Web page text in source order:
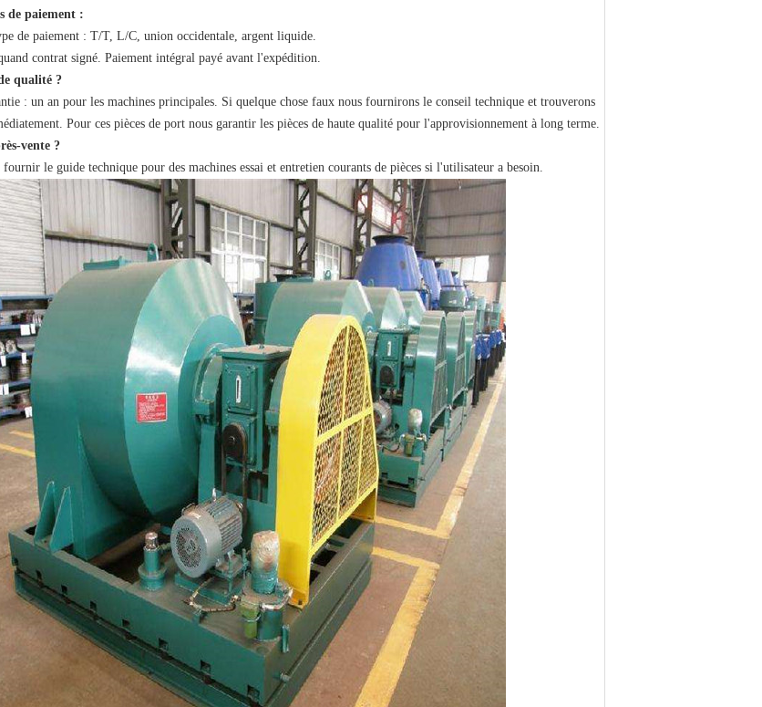
de paiement :
de paiement : T/T, L/C, union occidentale, argent liquide.
contrat signé. Paiement intégral payé avant l'expédition.
qualité ?
: un an pour les machines principales. Si quelque chose faux nous fournirons le conseil technique et trouverons
Pour ces pièces de port nous garantir les pièces de haute qualité pour l'approvisionnement à long terme.
vente ?
fournir le guide technique pour des machines essai et entretien courants de pièces si l'utilisateur a besoin.